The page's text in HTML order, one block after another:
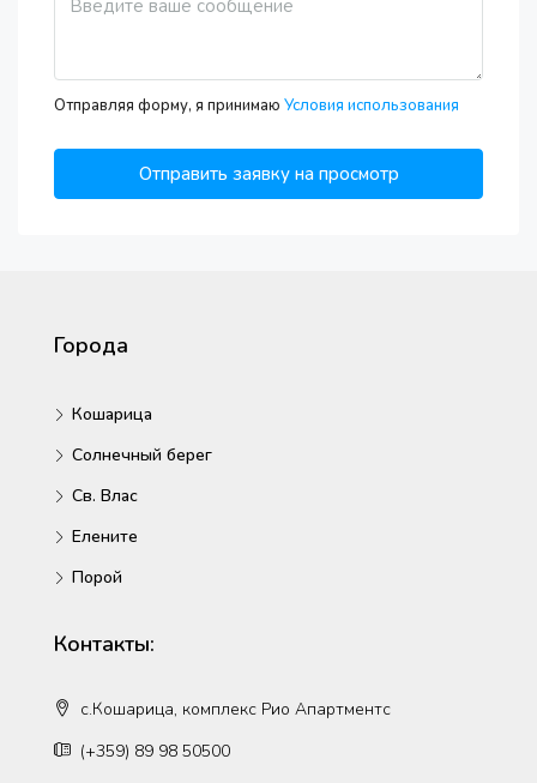
Aug
Tue
11
Aug
Отправляя форму, я принимаю Условия использования
Отправить заявку на просмотр
Города
Кошарица
Солнечный берег
Св. Влас
Елените
Порой
Контакты:
с.Кошарица, комплекс Рио Апартментс
(+359) 89 98 50500